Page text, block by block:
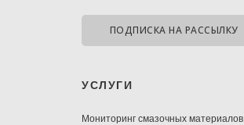
УСЛУГИ
Мониторинг смазочных материалов
ПОДПИСКА НА РАССЫЛКУ